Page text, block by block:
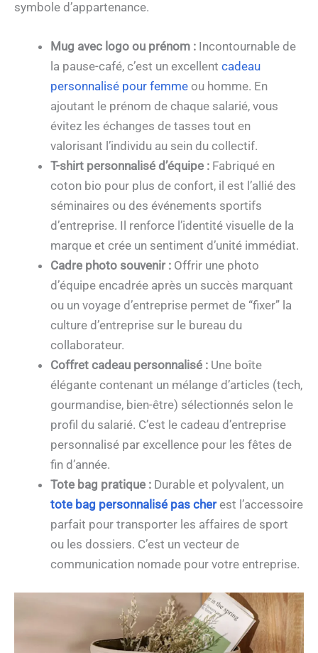
symbole d’appartenance.
Mug avec logo ou prénom : Incontournable de
la pause-café, c’est un excellent cadeau
personnalisé pour femme ou homme. En
ajoutant le prénom de chaque salarié, vous
évitez les échanges de tasses tout en
valorisant l’individu au sein du collectif.
T-shirt personnalisé d’équipe : Fabriqué en
coton bio pour plus de confort, il est l’allié des
séminaires ou des événements sportifs
d’entreprise. Il renforce l’identité visuelle de la
marque et crée un sentiment d’unité immédiat.
Cadre photo souvenir : Offrir une photo
d’équipe encadrée après un succès marquant
ou un voyage d’entreprise permet de “fixer” la
culture d’entreprise sur le bureau du
collaborateur.
Coffret cadeau personnalisé : Une boîte
élégante contenant un mélange d’articles (tech,
gourmandise, bien-être) sélectionnés selon le
profil du salarié. C’est le cadeau d’entreprise
personnalisé par excellence pour les fêtes de
fin d’année.
Tote bag pratique : Durable et polyvalent, un
tote bag personnalisé pas cherest l’accessoire
parfait pour transporter les affaires de sport
ou les dossiers. C’est un vecteur de
communication nomade pour votre entreprise.